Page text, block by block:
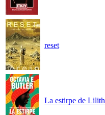
reset
La estirpe de Lilith